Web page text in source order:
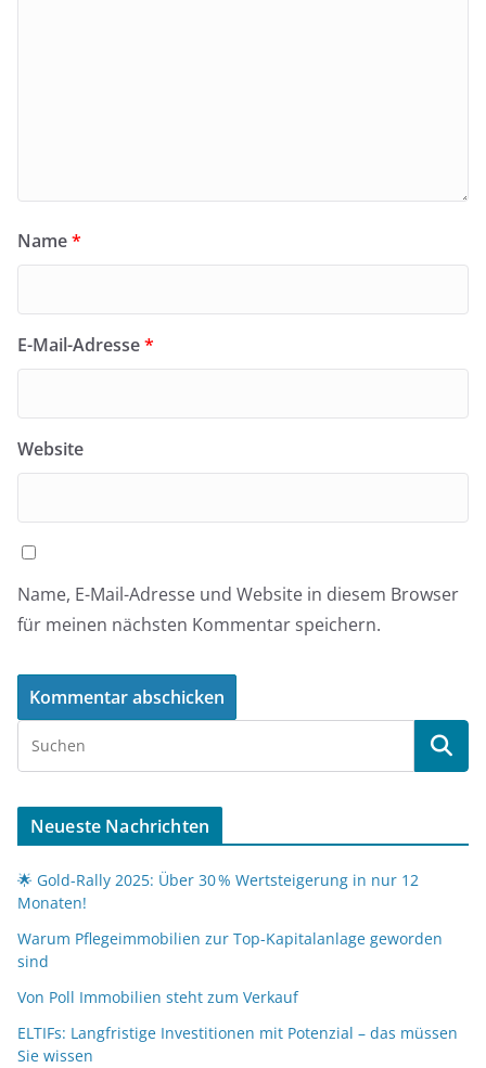
Name*
E-Mail-Adresse*
Website
Name, E-Mail-Adresse und Website in diesem Browser
für meinen nächsten Kommentar speichern.
Neueste Nachrichten
🌟 Gold-Rally 2025: Über 30 % Wertsteigerung in nur 12
Monaten!
Warum Pflegeimmobilien zur Top-Kapitalanlage geworden
sind
Von Poll Immobilien steht zum Verkauf
ELTIFs: Langfristige Investitionen mit Potenzial – das müssen
Sie wissen